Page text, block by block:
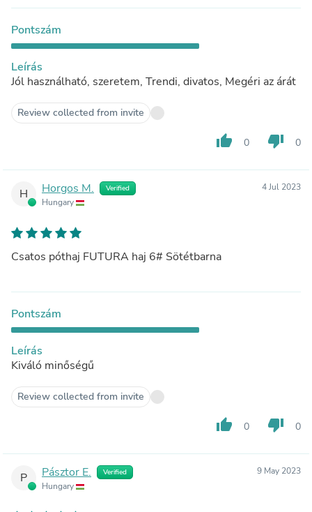
Pontszám
Leírás
Jól használható, szeretem, Trendi, divatos, Megéri az árát
Review collected from invite
thumb_up 0 thumb_down 0
H Horgos M. Verified
Hungary
4 Jul 2023
Csatos póthaj FUTURA haj 6# Sötétbarna
Pontszám
Leírás
Kiváló minőségű
Review collected from invite
thumb_up 0 thumb_down 0
P Pásztor E. Verified
Hungary
9 May 2023